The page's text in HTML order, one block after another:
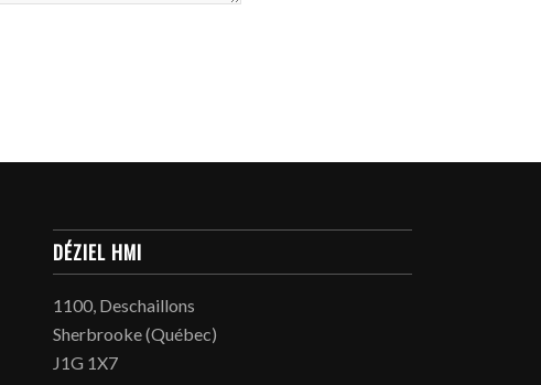
DÉZIEL HMI
1100, Deschaillons
Sherbrooke (Québec)
J1G 1X7